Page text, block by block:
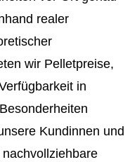
realer
wir Pelletpreise,
in
Kundinnen und